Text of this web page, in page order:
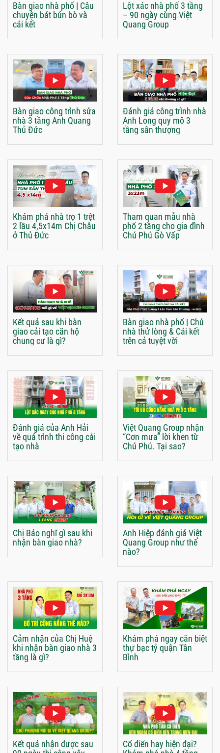
Bàn giao nhà phố | Câu
chuyện bát bún bò và
cái kết
Lột xác nhà phố 3 tầng
– 90 ngày cùng Việt
Quang Group
Bàn giao công trình sửa
nhà 3 tầng Anh Quang
Thủ Đức
Đánh giá công trình nhà
Anh Long quy mô 3
tầng sân thượng
Khám phá nhà trọ 1 trệt
2 lầu 4,5x14m Chị Châu
ở Thủ Đức
Tham quan mẫu nhà
phố 2 tầng cho gia đình
Chú Phú Gò Vấp
Kết quả sau khi bàn
giao cải tạo căn hộ
chung cư là gì?
Bàn giao nhà phố | Chủ
nhà thử lòng & Cái kết
trên cả tuyệt vời
Đánh giá của Anh Hải
về quá trình thi công cải
tạo nhà
Việt Quang Group nhận
“Cơn mưa” lời khen từ
Chú Phú. Tại sao?
Chị Bảo nghĩ gì sau khi
nhận bàn giao nhà?
Anh Hiệp đánh giá Việt
Quang Group như thế
nào?
Cảm nhận của Chị Huệ
khi nhận bàn giao nhà 3
tầng là gì?
Khám phá ngay căn biệt
thự bạc tỷ quận Tân
Bình
Kết quả nhận được sau
Cổ điển hay hiện đại?